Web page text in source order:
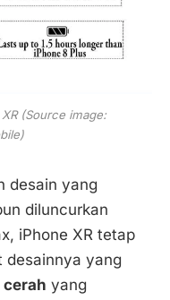
(Source image:
desain yang
diluncurkan
iPhone XR tetap
desainnya yang
cerah yang